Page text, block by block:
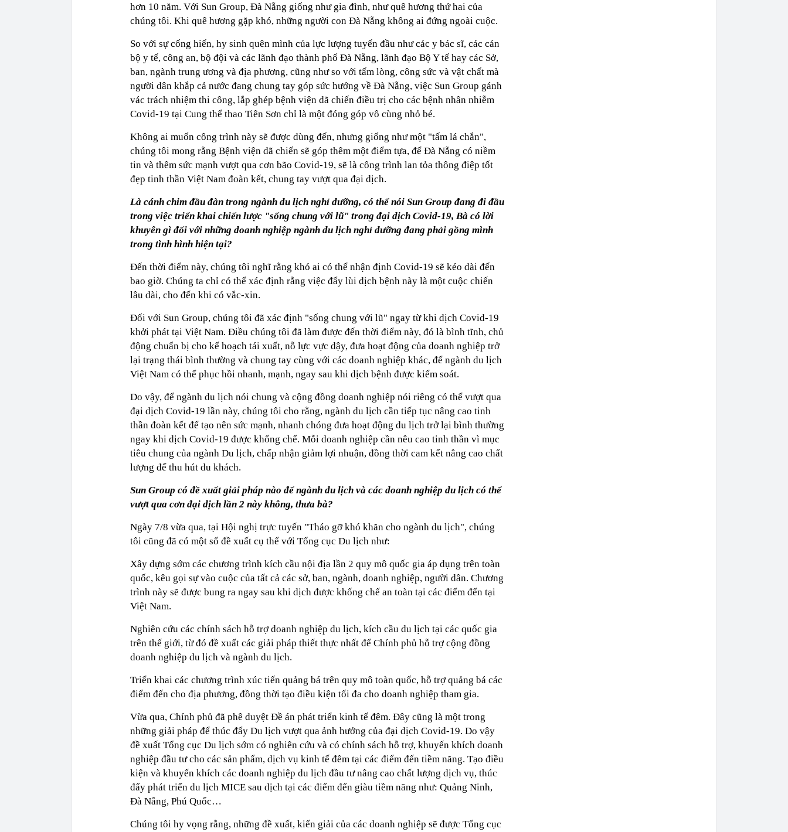
hơn 10 năm. Với Sun Group, Đà Nẵng giống như gia đình, như quê hương thứ hai của
chúng tôi. Khi quê hương gặp khó, những người con Đà Nẵng không ai đứng ngoài cuộc.
So với sự cống hiến, hy sinh quên mình của lực lượng tuyến đầu như các y bác sĩ, các cán
bộ y tế, công an, bộ đội và các lãnh đạo thành phố Đà Nẵng, lãnh đạo Bộ Y tế hay các Sở,
ban, ngành trung ương và địa phương, cũng như so với tấm lòng, công sức và vật chất mà
người dân khắp cả nước đang chung tay góp sức hướng về Đà Nẵng, việc Sun Group gánh
vác trách nhiệm thi công, lắp ghép bệnh viện dã chiến điều trị cho các bệnh nhân nhiễm
Covid-19 tại Cung thể thao Tiên Sơn chỉ là một đóng góp vô cùng nhỏ bé.
Không ai muốn công trình này sẽ được dùng đến, nhưng giống như một "tấm lá chắn",
chúng tôi mong rằng Bệnh viện dã chiến sẽ góp thêm một điểm tựa, để Đà Nẵng có niềm
tin và thêm sức mạnh vượt qua cơn bão Covid-19, sẽ là công trình lan tỏa thông điệp tốt
đẹp tinh thần Việt Nam đoàn kết, chung tay vượt qua đại dịch.
Là cánh chim đầu đàn trong ngành du lịch nghỉ dưỡng, có thể nói Sun Group đang đi đầu
trong việc triển khai chiến lược "sống chung với lũ" trong đại dịch Covid-19, Bà có lời
khuyên gì đối với những doanh nghiệp ngành du lịch nghỉ dưỡng đang phải gồng mình
trong tình hình hiện tại?
Đến thời điểm này, chúng tôi nghĩ rằng khó ai có thể nhận định Covid-19 sẽ kéo dài đến
bao giờ. Chúng ta chỉ có thể xác định rằng việc đẩy lùi dịch bệnh này là một cuộc chiến
lâu dài, cho đến khi có vắc-xin.
Đối với Sun Group, chúng tôi đã xác định "sống chung với lũ" ngay từ khi dịch Covid-19
khởi phát tại Việt Nam. Điều chúng tôi đã làm được đến thời điểm này, đó là bình tĩnh, chủ
động chuẩn bị cho kế hoạch tái xuất, nỗ lực vực dậy, đưa hoạt động của doanh nghiệp trở
lại trạng thái bình thường và chung tay cùng với các doanh nghiệp khác, để ngành du lịch
Việt Nam có thể phục hồi nhanh, mạnh, ngay sau khi dịch bệnh được kiểm soát.
Do vậy, để ngành du lịch nói chung và cộng đồng doanh nghiệp nói riêng có thể vượt qua
đại dịch Covid-19 lần này, chúng tôi cho rằng, ngành du lịch cần tiếp tục nâng cao tinh
thần đoàn kết để tạo nên sức mạnh, nhanh chóng đưa hoạt động du lịch trở lại bình thường
ngay khi dịch Covid-19 được khống chế. Mỗi doanh nghiệp cần nêu cao tinh thần vì mục
tiêu chung của ngành Du lịch, chấp nhận giảm lợi nhuận, đồng thời cam kết nâng cao chất
lượng để thu hút du khách.
Sun Group có đề xuất giải pháp nào để ngành du lịch và các doanh nghiệp du lịch có thể
vượt qua cơn đại dịch lần 2 này không, thưa bà?
Ngày 7/8 vừa qua, tại Hội nghị trực tuyến "Tháo gỡ khó khăn cho ngành du lịch", chúng
tôi cũng đã có một số đề xuất cụ thể với Tổng cục Du lịch như:
Xây dựng sớm các chương trình kích cầu nội địa lần 2 quy mô quốc gia áp dụng trên toàn
quốc, kêu gọi sự vào cuộc của tất cả các sở, ban, ngành, doanh nghiệp, người dân. Chương
trình này sẽ được bung ra ngay sau khi dịch được khống chế an toàn tại các điểm đến tại
Việt Nam.
Nghiên cứu các chính sách hỗ trợ doanh nghiệp du lịch, kích cầu du lịch tại các quốc gia
trên thế giới, từ đó đề xuất các giải pháp thiết thực nhất để Chính phủ hỗ trợ cộng đồng
doanh nghiệp du lịch và ngành du lịch.
Triển khai các chương trình xúc tiến quảng bá trên quy mô toàn quốc, hỗ trợ quảng bá các
điểm đến cho địa phương, đồng thời tạo điều kiện tối đa cho doanh nghiệp tham gia.
Vừa qua, Chính phủ đã phê duyệt Đề án phát triển kinh tế đêm. Đây cũng là một trong
những giải pháp để thúc đẩy Du lịch vượt qua ảnh hưởng của đại dịch Covid-19. Do vậy
đề xuất Tổng cục Du lịch sớm có nghiên cứu và có chính sách hỗ trợ, khuyến khích doanh
nghiệp đầu tư cho các sản phẩm, dịch vụ kinh tế đêm tại các điểm đến tiềm năng. Tạo điều
kiện và khuyến khích các doanh nghiệp du lịch đầu tư nâng cao chất lượng dịch vụ, thúc
đẩy phát triển du lịch MICE sau dịch tại các điểm đến giàu tiềm năng như: Quảng Ninh,
Đà Nẵng, Phú Quốc…
Chúng tôi hy vọng rằng, những đề xuất, kiến giải của các doanh nghiệp sẽ được Tổng cục